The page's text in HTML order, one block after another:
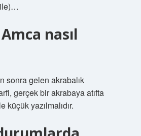
ile)…
nasıl
sonra gelen akrabalık
gerçek bir akrabaya atıfta
küçük yazılmalıdır.